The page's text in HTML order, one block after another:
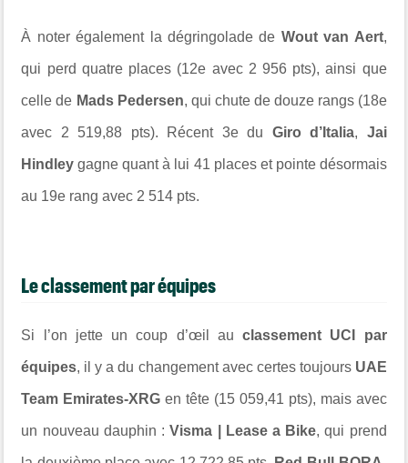
À noter également la dégringolade de Wout van Aert,
qui perd quatre places (12e avec 2 956 pts), ainsi que
celle de Mads Pedersen, qui chute de douze rangs (18e
avec 2 519,88 pts). Récent 3e du Giro d’Italia, Jai
Hindley gagne quant à lui 41 places et pointe désormais
au 19e rang avec 2 514 pts.
Le classement par équipes
Si l’on jette un coup d’œil auclassement UCI par
équipes, il y a du changement avec certes toujours UAE
Team Emirates-XRG en tête (15 059,41 pts), mais avec
un nouveau dauphin :Visma | Lease a Bike, qui prend